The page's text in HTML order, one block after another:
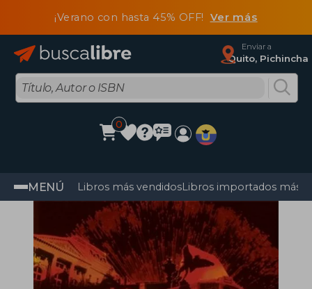
¡Verano con hasta 45% OFF! Ver más
Enviar a
Quito, Pichincha
0
MENÚ Libros más vendidosLibros importados más